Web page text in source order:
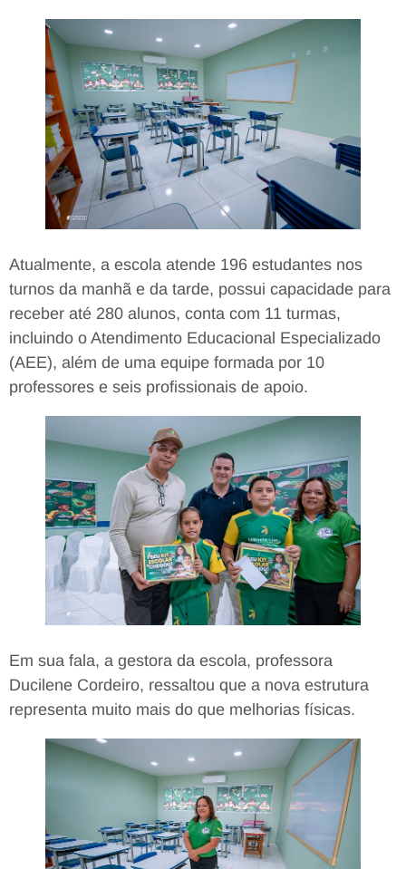
Atualmente, a escola atende 196 estudantes nos
turnos da manhã e da tarde, possui capacidade para
receber até 280 alunos, conta com 11 turmas,
incluindo o Atendimento Educacional Especializado
(AEE), além de uma equipe formada por 10
professores e seis profissionais de apoio.
Em sua fala, a gestora da escola, professora
Ducilene Cordeiro, ressaltou que a nova estrutura
representa muito mais do que melhorias físicas.